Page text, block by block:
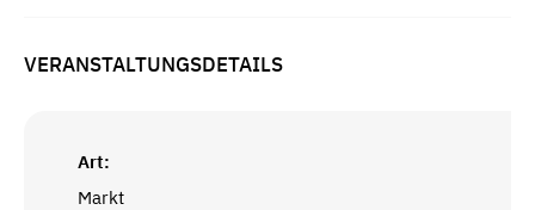
VERANSTALTUNGSDETAILS
Art:
Markt